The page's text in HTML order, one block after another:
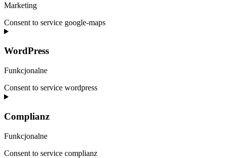
Marketing
Consent to service google-maps
WordPress
Funkcjonalne
Consent to service wordpress
Complianz
Funkcjonalne
Consent to service complianz